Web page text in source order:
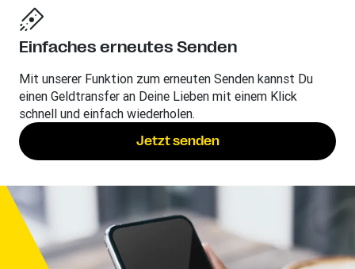
Einfaches erneutes Senden
Mit unserer Funktion zum erneuten Senden kannst Du
einen Geldtransfer an Deine Lieben mit einem Klick
schnell und einfach wiederholen.
Jetzt senden